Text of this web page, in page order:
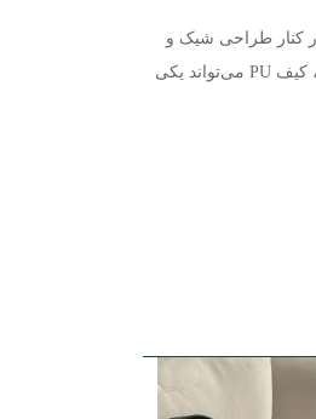
کنار طراحی شیک و
کیف PU می‌تواند یکی